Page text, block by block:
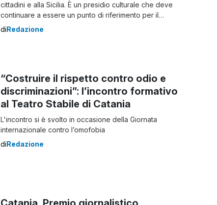
cittadini e alla Sicilia. È un presidio culturale che deve
continuare a essere un punto di riferimento per il
pubblico"
diRedazione
“Costruire il rispetto contro odio e
discriminazioni”: l’incontro formativo
al Teatro Stabile di Catania
L'incontro si è svolto in occasione della Giornata
internazionale contro l’omofobia
diRedazione